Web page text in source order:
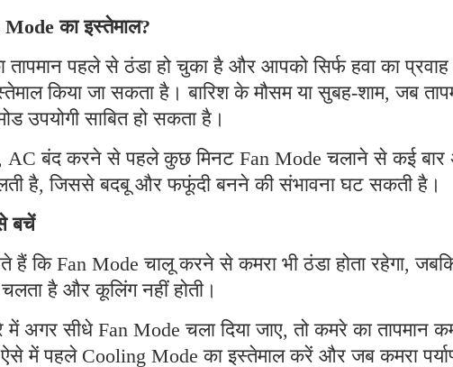
का इस्तेमाल?
पहले से ठंडा हो चुका है और आपको सिर्फ हवा का प्रवाह
किया जा सकता है। बारिश के मौसम या सुबह-शाम, जब
उपयोगी साबित हो सकता है।
AC बंद करने से पहले कुछ मिनट Fan Mode चलाने से कई बार
है, जिससे बदबू और फफूंदी बनने की संभावना घट सकती है।
बचें
हैं कि Fan Mode चालू करने से कमरा भी ठंडा होता रहेगा,
है और कूलिंग नहीं होती।
में अगर सीधे Fan Mode चला दिया जाए, तो कमरे का तापमान
ऐसे में पहले Cooling Mode का इस्तेमाल करें और जब कमरा